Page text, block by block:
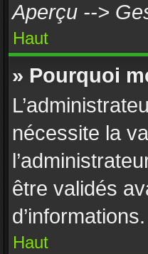
Aperçu -->
Haut
» Pourquoi
nécessite la
être validés
d’informations.
Haut